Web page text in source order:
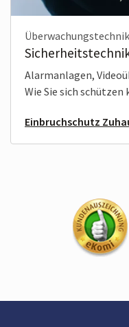
Überwachungstechnik
Alarmanlagen,
Wie Sie sich schützen
Einbruchschutz